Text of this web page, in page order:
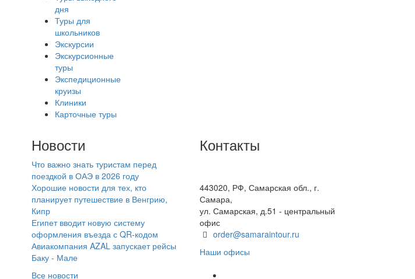
дня
Туры для
школьников
Экскурсии
Экскурсионные
туры
Экспедиционные
круизы
Клиники
Карточные туры
Новости
Что важно знать туристам перед
поездкой в ОАЭ в 2026 году
Хорошие новости для тех, кто
планирует путешествие в Венгрию,
Кипр
Египет вводит новую систему
оформления въезда с QR-кодом
Авиакомпания AZAL запускает рейсы
Баку - Мале
Все новости
Контакты
443020, РФ, Самарская обл., г.
Самара,
ул. Самарская, д.51 - центральный
офис
order@samaraintour.ru
Наши офисы